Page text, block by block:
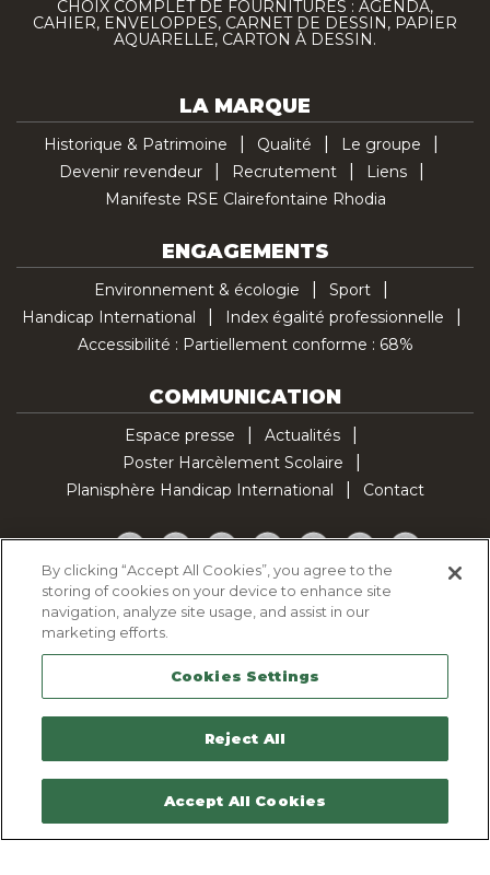
CHOIX COMPLET DE FOURNITURES : AGENDA,
CAHIER, ENVELOPPES, CARNET DE DESSIN, PAPIER
AQUARELLE, CARTON À DESSIN.
LA MARQUE
Historique & Patrimoine Qualité
Le groupe
Devenir revendeur
Recrutement
Liens
Manifeste RSE Clairefontaine Rhodia
ENGAGEMENTS
Environnement & écologie
Sport
Handicap International
Index égalité professionnelle
Accessibilité : Partiellement conforme : 68%
COMMUNICATION
Espace presse
Actualités
Poster Harcèlement Scolaire
Planisphère Handicap International
Contact
Facebook
TwitterYouTubePinterestInstagramLinkedInTikTok
Politique d'utilisation des cookies
Politique de confidentialité
Mentions légales
Plan du site
Contactez-nous
By clicking “Accept All Cookies”, you agree to the
storing of cookies on your device to enhance site
navigation, analyze site usage, and assist in our
marketing efforts.
Cookies Settings
Reject All
Accept All Cookies